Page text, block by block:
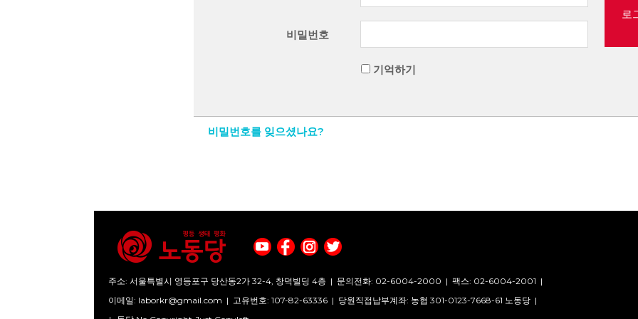
비밀번호
기억하기
로
비밀번호를 잊으셨나요?
주소: 서울특별시 영등포구 당산동2가 32-4, 창덕빌딩 4층 | 문의전화: 02-6004-2000 | 팩스: 02-6004-2001 |
이메일: laborkr@gmail.com | 고유번호: 107-82-63336 | 당원직접납부계좌: 농협 301-0123-7668-61 노동당 |